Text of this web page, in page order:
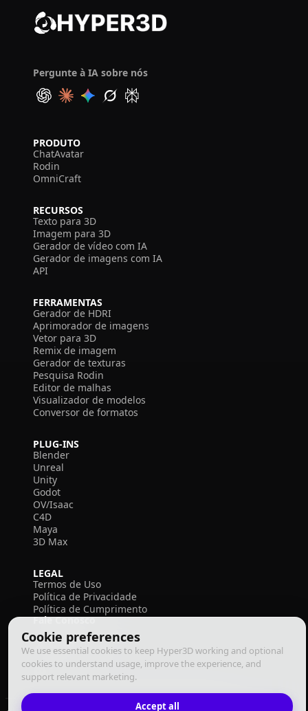
Cookie preferences
We use essential cookies to keep Hyper3D working and optional
cookies to understand usage, improve the experience, and
support relevant marketing.
Accept all
Pergunte à IA sobre nós
PRODUTO
ChatAvatar
Rodin
OmniCraft
RECURSOS
Texto para 3D
Imagem para 3D
Gerador de vídeo com IA
Gerador de imagens com IA
API
FERRAMENTAS
Gerador de HDRI
Aprimorador de imagens
Vetor para 3D
Remix de imagem
Gerador de texturas
Pesquisa Rodin
Editor de malhas
Visualizador de modelos
Conversor de formatos
PLUG-INS
Blender
Unreal
Unity
Godot
OV/Isaac
C4D
Maya
3D Max
LEGAL
Termos de Uso
Política de Privacidade
Política de Cumprimento
Fale Conosco